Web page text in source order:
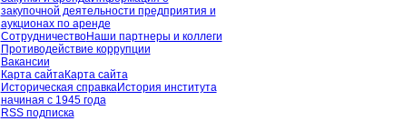
закупочной деятельности предприятия и
аукционах по аренде
СотрудничествоНаши партнеры и коллеги
Противодействие коррупции
Вакансии
Карта сайтаКарта сайта
Историческая справкаИстория института
начиная с 1945 года
RSS подписка